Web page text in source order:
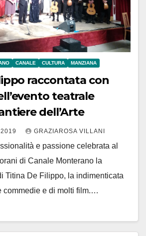
CANALE CULTURA MANZIANA
raccontata con
teatrale
dell’Arte
GRAZIAROSA VILLANI
e passione celebrata al
di Canale Monterano la
Titina De Filippo, la indimenticata
commedie e di molti film.…